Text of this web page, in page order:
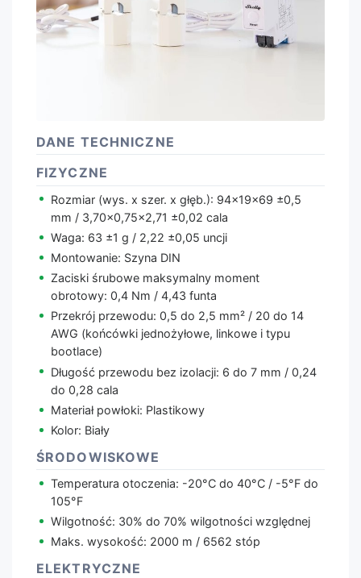
DANE TECHNICZNE
FIZYCZNE
Rozmiar (wys. x szer. x głęb.): 94x19x69 ±0,5
mm / 3,70x0,75x2,71 ±0,02 cala
Waga: 63 ±1 g / 2,22 ±0,05 uncji
Montowanie: Szyna DIN
Zaciski śrubowe maksymalny moment
obrotowy: 0,4 Nm / 4,43 funta
Przekrój przewodu: 0,5 do 2,5 mm² / 20 do 14
AWG (końcówki jednożyłowe, linkowe i typu
bootlace)
Długość przewodu bez izolacji: 6 do 7 mm / 0,24
do 0,28 cala
Materiał powłoki: Plastikowy
Kolor: Biały
ŚRODOWISKOWE
Temperatura otoczenia: -20°C do 40°C / -5°F do
105°F
Wilgotność: 30% do 70% wilgotności względnej
Maks. wysokość: 2000 m / 6562 stóp
ELEKTRYCZNE